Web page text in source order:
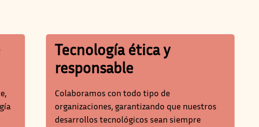
Tecnología ética y
responsable
Colaboramos con todo tipo de
organizaciones, garantizando que nuestros
desarrollos tecnológicos sean siempre